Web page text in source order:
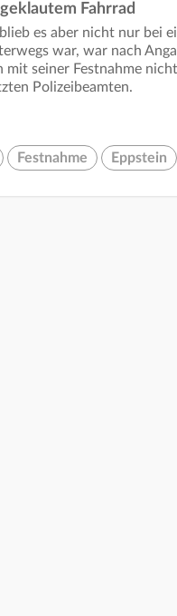
Fahrrad
es aber nicht nur bei
war, war nach
mit seiner Festnahme
Polizeibeamten.
Festnahme Eppstein